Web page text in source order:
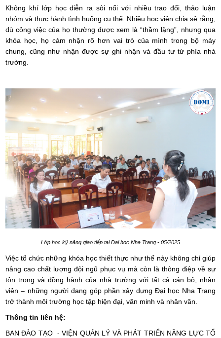
Không khí lớp học diễn ra sôi nổi với nhiều trao đổi, thảo luận
nhóm và thực hành tình huống cụ thể. Nhiều học viên chia sẻ rằng,
dù công việc của họ thường được xem là “thầm lặng”, nhưng qua
khóa học, họ cảm nhận rõ hơn vai trò của mình trong bộ máy
chung, cũng như nhận được sự ghi nhận và đầu tư từ phía nhà
trường.
Lớp học kỹ năng giao tiếp tại Đại học Nha Trang - 05/2025
Việc tổ chức những khóa học thiết thực như thế này không chỉ giúp
nâng cao chất lượng đội ngũ phục vụ mà còn là thông điệp về sự
tôn trọng và đồng hành của nhà trường với tất cả cán bộ, nhân
viên – những người đang góp phần xây dựng Đại học Nha Trang
trở thành môi trường học tập hiện đại, văn minh và nhân văn.
Thông tin liên hệ:
BAN ĐÀO TẠO - VIỆN QUẢN LÝ VÀ PHÁT TRIỂN NĂNG LỰC TỔ